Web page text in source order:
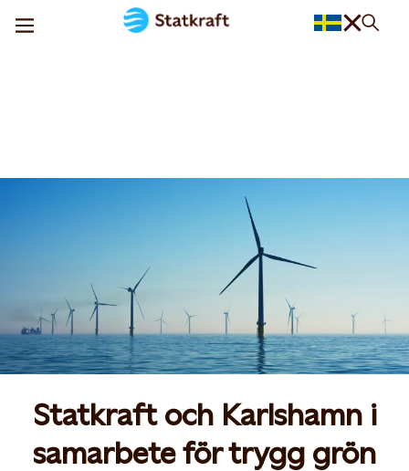
Statkraft och Karlshamn i
samarbete för trygg grön